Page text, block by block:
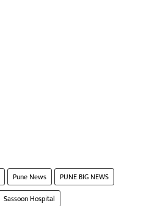
Pune News
PUNE BIG NEWS
Sassoon Hospital